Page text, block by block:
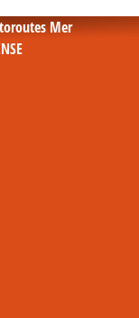
Mer